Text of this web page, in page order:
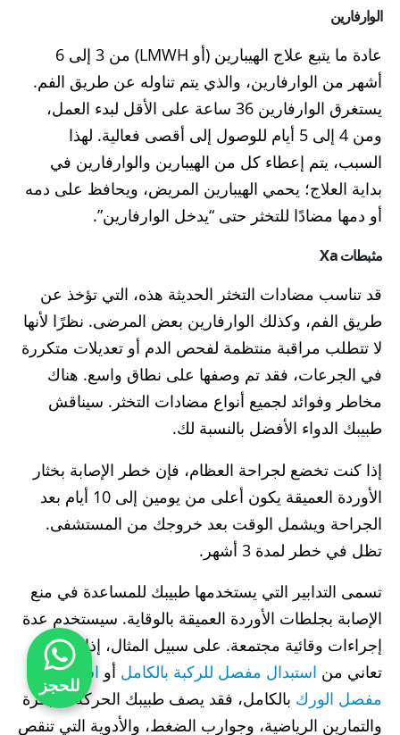
الوارفارين
عادة ما يتبع علاج الهيبارين (أو LMWH) من 3 إلى 6
أشهر من الوارفارين، والذي يتم تناوله عن طريق الفم.
يستغرق الوارفارين 36 ساعة على الأقل لبدء العمل،
ومن 4 إلى 5 أيام للوصول إلى أقصى فعالية. لهذا
السبب، يتم إعطاء كل من الهيبارين والوارفارين في
بداية العلاج؛ يحمي الهيبارين المريض، ويحافظ على دمه
أو دمها مضادًا للتخثر حتى “يدخل الوارفارين”.
مثبطات Xa
قد تناسب مضادات التخثر الحديثة هذه، التي تؤخذ عن
طريق الفم، وكذلك الوارفارين بعض المرضى. نظرًا لأنها
لا تتطلب مراقبة منتظمة لفحص الدم أو تعديلات متكررة
في الجرعات، فقد تم وصفها على نطاق واسع. هناك
مخاطر وفوائد لجميع أنواع مضادات التخثر. سيناقش
طبيبك الدواء الأفضل بالنسبة لك.
إذا كنت تخضع لجراحة العظام، فإن خطر الإصابة بخثار
الأوردة العميقة يكون أعلى من يومين إلى 10 أيام بعد
الجراحة ويشمل الوقت بعد خروجك من المستشفى.
تظل في خطر لمدة 3 أشهر.
تسمى التدابير التي يستخدمها طبيبك للمساعدة في منع
الإصابة بجلطات الأوردة العميقة بالوقاية. سيستخدم عدة
إجراءات وقائية مجتمعة. على سبيل المثال، إذا كنت
تعاني من استبدال مفصل للركبة بالكامل أو استبدال
مفصل الورك بالكامل، فقد يصف طبيبك الحركة المبكرة
والتمارين الرياضية، وجوارب الضغط، والأدوية التي تنقص
للحجز